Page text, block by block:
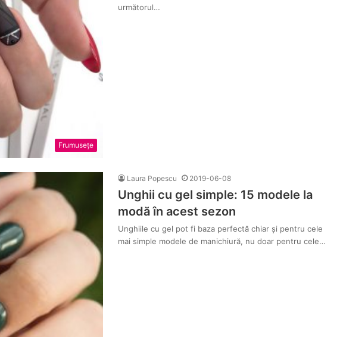
Frumusețe
următorul…
Laura Popescu 2019-06-08
Unghii cu gel simple: 15 modele la
modă în acest sezon
Unghiile cu gel pot fi baza perfectă chiar și pentru cele
mai simple modele de manichiură, nu doar pentru cele…